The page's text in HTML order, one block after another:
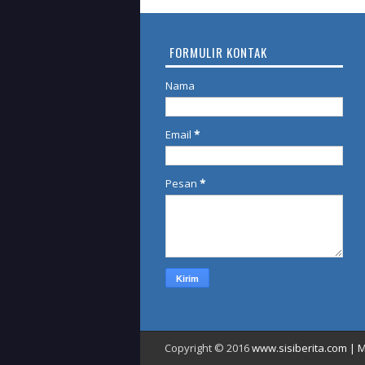
FORMULIR KONTAK
Nama
Email *
Pesan *
Copyright © 2016www.sisiberita.com |